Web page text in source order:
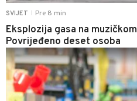
SVIJET Pre 8 min
Eksplozija gasa na
Povrijeđeno deset osoba